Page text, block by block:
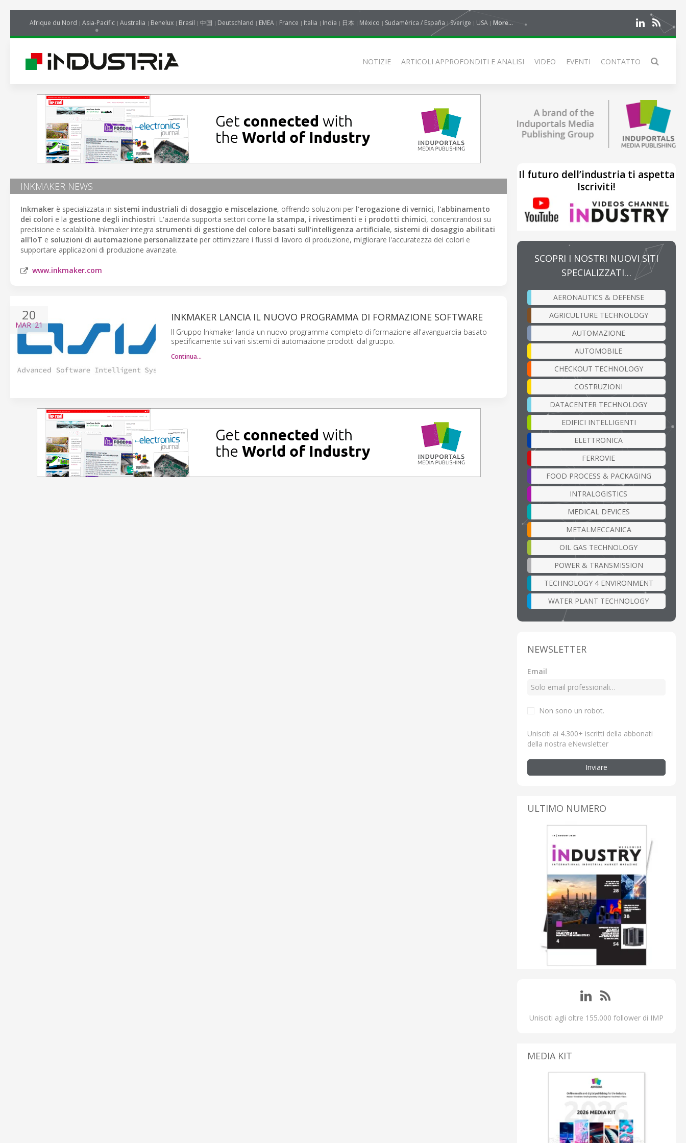
Afrique du Nord Asia-Pacific Australia Benelux Brasil 中国 Deutschland EMEA France Italia India 日本 México Sudamérica / España Sverige USA More...
NOTIZIE ARTICOLI APPROFONDITI E ANALISI VIDEO EVENTI CONTATTO
INKMAKER NEWS
Inkmaker è specializzata in sistemi industriali di dosaggio e miscelazione, offrendo soluzioni per l'erogazione di vernici, l'abbinamento
dei colori e la gestione degli inchiostri. L'azienda supporta settori come la stampa, i rivestimenti e i prodotti chimici, concentrandosi su
precisione e scalabilità. Inkmaker integra strumenti di gestione del colore basati sull'intelligenza artificiale, sistemi di dosaggio abilitati
all'IoT e soluzioni di automazione personalizzate per ottimizzare i flussi di lavoro di produzione, migliorare l'accuratezza dei colori e
supportare applicazioni di produzione avanzate.
www.inkmaker.com
20
MAR'21
INKMAKER LANCIA IL NUOVO PROGRAMMA DI FORMAZIONE SOFTWARE
Il Gruppo Inkmaker lancia un nuovo programma completo di formazione all'avanguardia basato
specificamente sui vari sistemi di automazione prodotti dal gruppo.
Continua…
Il futuro dell’industria ti aspetta
Iscriviti!
SCOPRI I NOSTRI NUOVI SITI
SPECIALIZZATI…
AERONAUTICS & DEFENSE
AGRICULTURE TECHNOLOGY
AUTOMAZIONE
AUTOMOBILE
CHECKOUT TECHNOLOGY
COSTRUZIONI
DATACENTER TECHNOLOGY
EDIFICI INTELLIGENTI
ELETTRONICA
FERROVIE
FOOD PROCESS & PACKAGING
INTRALOGISTICS
MEDICAL DEVICES
METALMECCANICA
OIL GAS TECHNOLOGY
POWER & TRANSMISSION
TECHNOLOGY 4 ENVIRONMENT
WATER PLANT TECHNOLOGY
NEWSLETTER
Email
Non sono un robot.
Unisciti ai 4.300+ iscritti della abbonati
della nostra eNewsletter
Inviare
ULTIMO NUMERO
Unisciti agli oltre 155.000 follower di IMP
MEDIA KIT